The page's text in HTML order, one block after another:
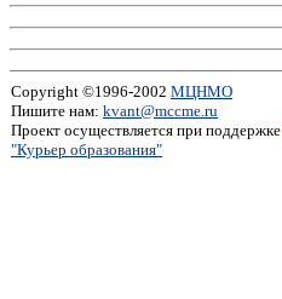
Copyright ©1996-2002 МЦНМО
Пишите нам: kvant@mccme.ru
Проект осуществляется при поддержке
"Курьер образования"